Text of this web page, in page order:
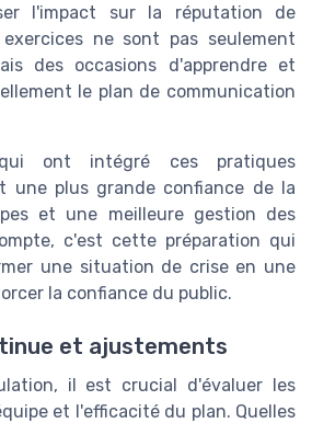
l'impact sur la réputation de
ne sont pas seulement
des occasions d'apprendre et
le plan de communication
ont intégré ces pratiques
une plus grande confiance de la
et une meilleure gestion des
c'est cette préparation qui
une situation de crise en une
la confiance du public.
et ajustements
il est crucial d'évaluer les
et l'efficacité du plan. Quelles